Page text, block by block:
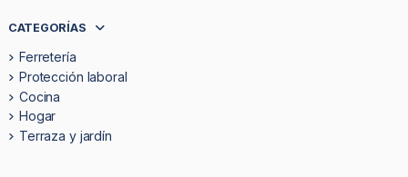
CATEGORÍAS
Ferretería
Protección laboral
Cocina
Hogar
Terraza y jardín